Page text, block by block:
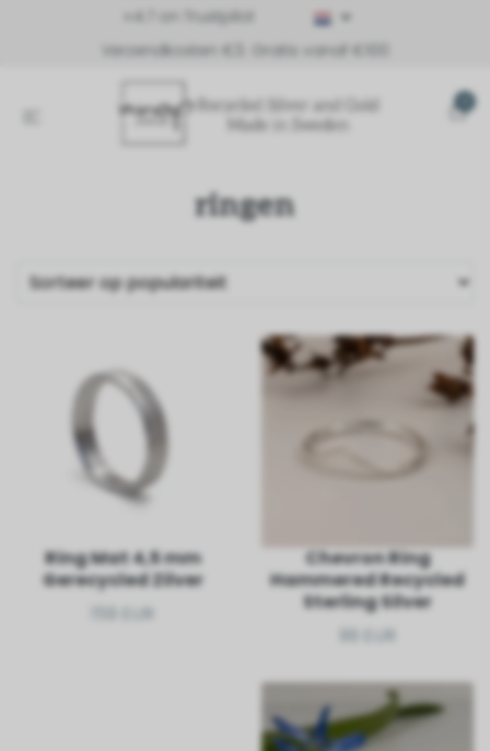
⭐4.7 on Trustpilot
Verzendkosten €3. Gratis vanaf €100
ringen
Ring Mat 4,5 mm
Gerecycled Zilver
159 EUR
Chevron Ring
Hammered Recycled
Sterling Silver
99 EUR